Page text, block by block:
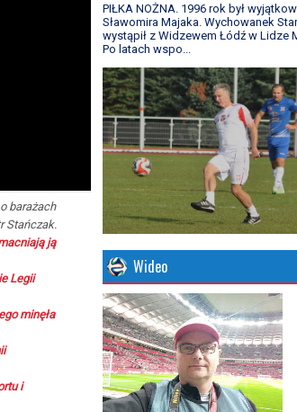
barażach
Stańczak.
ją
Legii
minęła
i
PIŁKA NOŻNA. 1996 rok był
Sławomira Majaka. Wychowanek
wystąpił z Widzewem Łódź w Lidze
Po latach wspo...
Wideo